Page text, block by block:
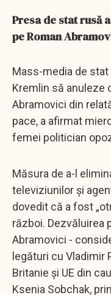
Presa de stat rusă
pe Roman
Mass-media de stat
Kremlin să anuleze
Abramovici din
pace, a afirmat
femei politician
Măsura de a-l
televiziunilor și
dovedit că a fost
război. Dezvăluirea
Abramovici -
legături cu Vladimir
Britanie și UE din
Ksenia Sobchak,